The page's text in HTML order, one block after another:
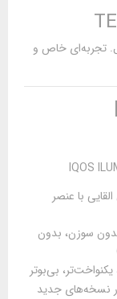
تجربه‌ای خاص و
با عنصر
سوزن، بدون
بی‌بوتر
نسخه‌های جدید